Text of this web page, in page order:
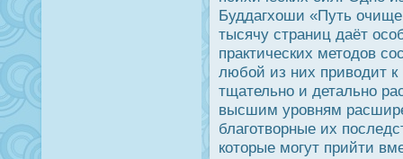
Буддагхоши «Путь
тысячу страниц даёт
практических методοв
любой из них приводит
тщательно и детально
высшим урοвням
благотворные их
которые могут прийти